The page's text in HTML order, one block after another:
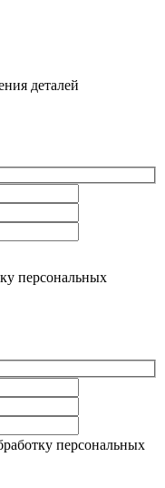
деталей
персональных
персональных